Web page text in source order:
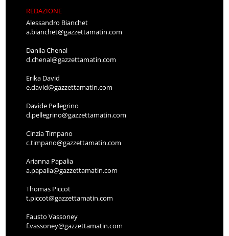
REDAZIONE
Alessandro Bianchet
a.bianchet@gazzettamatin.com
Danila Chenal
d.chenal@gazzettamatin.com
Erika David
e.david@gazzettamatin.com
Davide Pellegrino
d.pellegrino@gazzettamatin.com
Cinzia Timpano
c.timpano@gazzettamatin.com
Arianna Papalia
a.papalia@gazzettamatin.com
Thomas Piccot
t.piccot@gazzettamatin.com
Fausto Vassoney
f.vassoney@gazzettamatin.com